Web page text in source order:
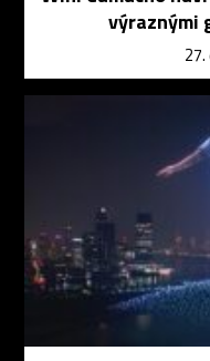
výraznými